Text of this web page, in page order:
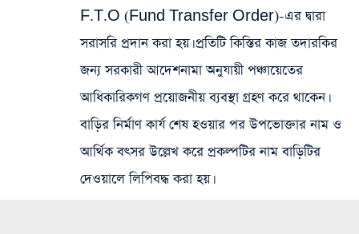
F.T.O (Fund Transfer Order)-এর দ্বারা
সরাসরি প্রদান করা হয়। প্রতিটি কিস্তির কাজ তদারকির
জন্য সরকারী আদেশনামা অনুযায়ী পঞ্চায়েতের
আধিকারিকগণ প্রয়োজনীয় ব্যবস্থা গ্রহণ করে থাকেন।
বাড়ির নির্মাণ কার্য শেষ হওয়ার পর উপভোক্তার নাম ও
আর্থিক বৎসর উল্লেখ করে প্রকল্পটির নাম বাড়িটির
দেওয়ালে লিপিবদ্ধ করা হয়।